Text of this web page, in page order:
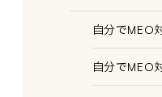
自分でMEO
自分でMEO